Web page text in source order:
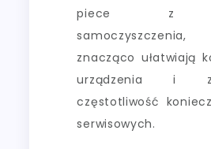
piece z
znacząco ułatwiają
urządzenia i
częstotliwość
serwisowych.